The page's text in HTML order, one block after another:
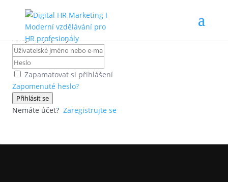
Ahoj, vítej zpátky!
Zapamatovat si přihlášení
Zapomenuté heslo?
Přihlásit se
Nemáte účet? Zaregistrujte se